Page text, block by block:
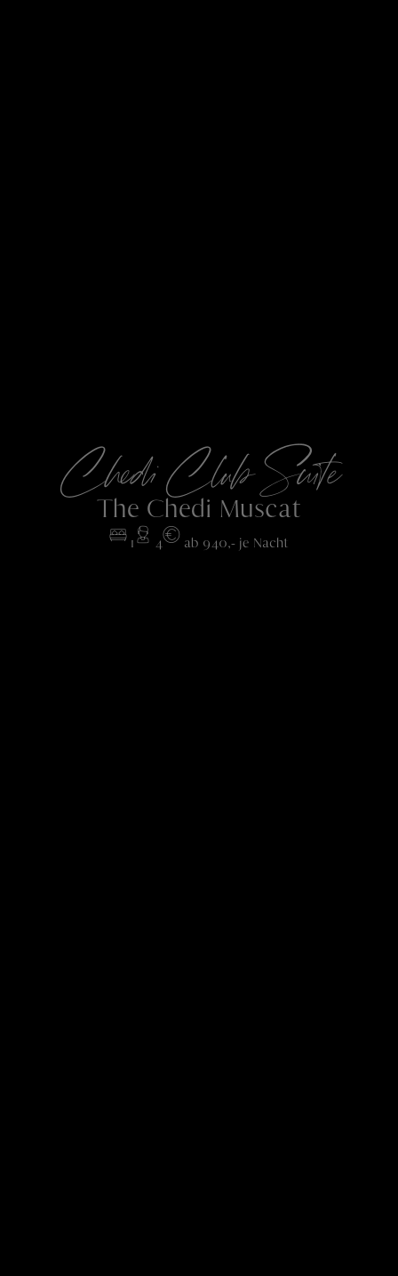
Chedi Club Suite
The Chedi Muscat
1 4 ab 940,- je Nacht